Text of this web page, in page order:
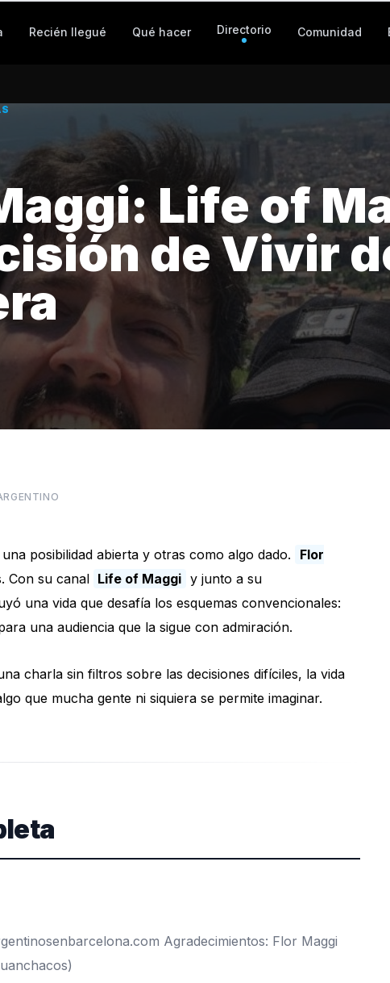
Recién llegué Qué hacer Directorio Comunidad
Life of
de Vivir
posibilidad abierta y otras como algo dado.
Flor
Con su canal Life of Maggi y junto a su
una vida que desafía los esquemas convencionales:
una audiencia que la sigue con admiración.
charla sin filtros sobre las decisiones difíciles, la vida
que mucha gente ni siquiera se permite imaginar.
Agradecimientos: Flor Maggi